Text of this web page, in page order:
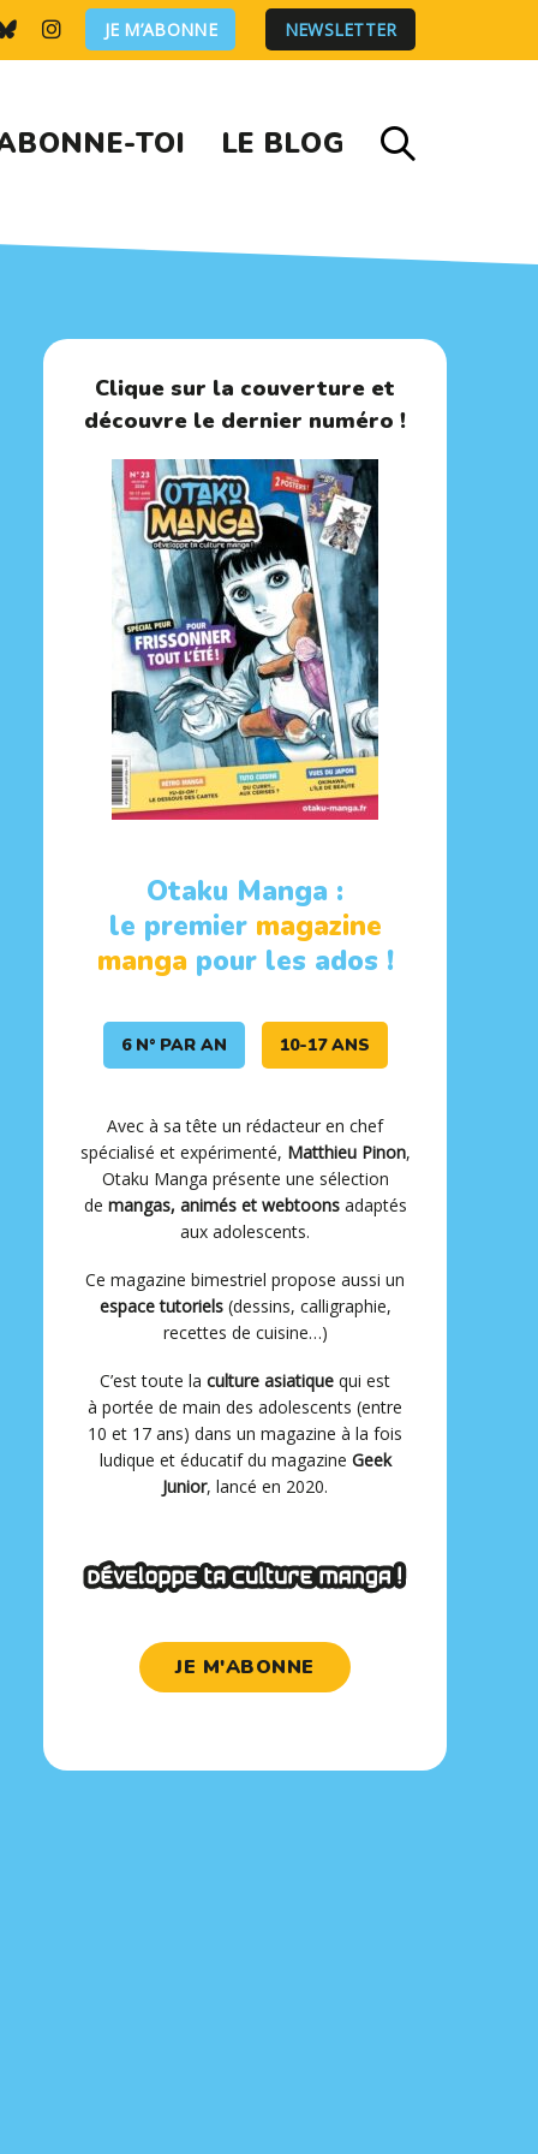
JE M’ABONNE NEWSLETTER
TOI LE BLOG
Clique sur la couverture et
découvre le dernier numéro !
Otaku Manga :
le premier magazine
mangapour les ados !
6 N° PAR AN 10-17 ANS
Avec à sa tête un rédacteur en chef
spécialisé et expérimenté, Matthieu Pinon,
Otaku Manga présente une sélection
de mangas, animés et webtoonsadaptés
aux adolescents.
Ce magazine bimestriel propose aussi un
espace tutoriels(dessins, calligraphie,
recettes de cuisine…)
C’est toute la culture asiatique qui est
à portée de main des adolescents (entre
10 et 17 ans) dans un magazine à la fois
ludique et éducatif du magazine Geek
Junior, lancé en 2020.
JE M'ABONNE